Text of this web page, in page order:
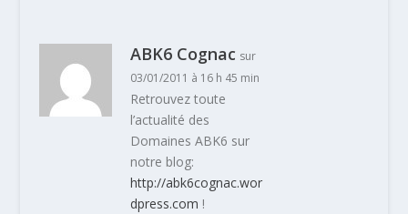
ABK6 Cognac sur
03/01/2011 à 16 h 45 min
Retrouvez toute
l’actualité des
Domaines ABK6 sur
notre blog:
http://abk6cognac.wor
dpress.com !